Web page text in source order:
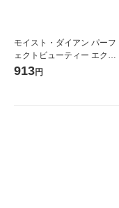
モイスト・ダイアン パーフ
ェクトビューティー エクス
トラシャイン トリートメン
913円